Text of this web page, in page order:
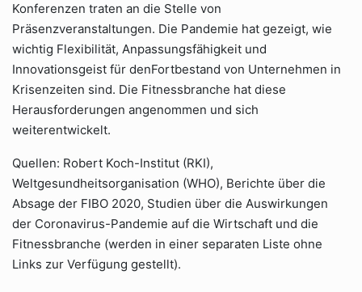
Konferenzen traten an die Stelle von
Präsenzveranstaltungen. Die Pandemie hat gezeigt, wie
wichtig Flexibilität, Anpassungsfähigkeit und
Innovationsgeist für denFortbestand von Unternehmen in
Krisenzeiten sind. Die Fitnessbranche hat diese
Herausforderungen angenommen und sich
weiterentwickelt.
Quellen: Robert Koch-Institut (RKI),
Weltgesundheitsorganisation (WHO), Berichte über die
Absage der FIBO 2020, Studien über die Auswirkungen
der Coronavirus-Pandemie auf die Wirtschaft und die
Fitnessbranche (werden in einer separaten Liste ohne
Links zur Verfügung gestellt).